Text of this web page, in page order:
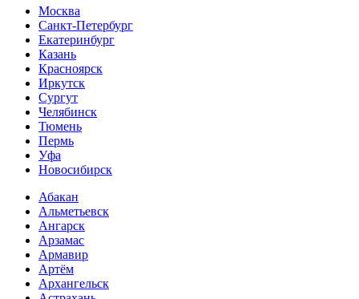
Москва
Санкт-Петербург
Екатеринбург
Казань
Красноярск
Иркутск
Сургут
Челябинск
Тюмень
Пермь
Уфа
Новосибирск
Абакан
Альметьевск
Ангарск
Арзамас
Армавир
Артём
Архангельск